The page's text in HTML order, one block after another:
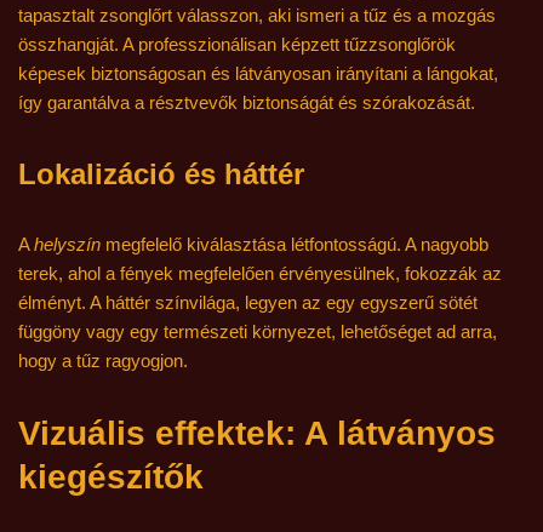
tapasztalt zsonglőrt válasszon, aki ismeri a tűz és a mozgás
összhangját. A professzionálisan képzett tűzzsonglőrök
képesek biztonságosan és látványosan irányítani a lángokat,
így garantálva a résztvevők biztonságát és szórakozását.
Lokalizáció és háttér
Ahelyszín megfelelő kiválasztása létfontosságú. A nagyobb
terek, ahol a fények megfelelően érvényesülnek, fokozzák az
élményt. A háttér színvilága, legyen az egy egyszerű sötét
függöny vagy egy természeti környezet, lehetőséget ad arra,
hogy a tűz ragyogjon.
Vizuális effektek: A látványos
kiegészítők